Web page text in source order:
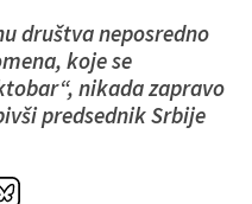
društva neposredno
koje se
nikada zapravo
predsednik Srbije